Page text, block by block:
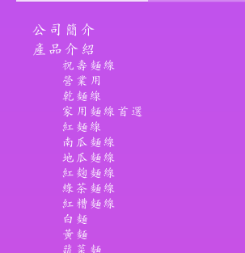
公司簡介
產品介紹
祝壽麵線
營業用
乾麵線
家用麵線首選
紅麵線
南瓜麵線
地瓜麵線
紅麴麵線
綠茶麵線
紅糟麵線
白麵
黃麵
蔬菜麵